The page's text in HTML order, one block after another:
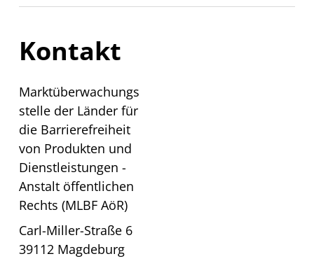
Kontakt
Marktüberwachungs
stelle der Länder für
die Barrierefreiheit
von Produkten und
Dienstleistungen -
Anstalt öffentlichen
Rechts (MLBF AöR)
Carl-Miller-Straße 6
39112 Magdeburg